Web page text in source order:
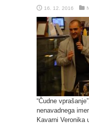
16. 12. 2016
“Čudne
nenavadnega
Kavarni